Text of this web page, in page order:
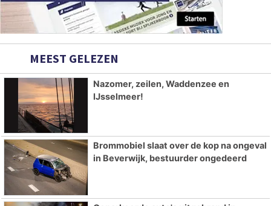
MEEST GELEZEN
Nazomer, zeilen, Waddenzee en
IJsselmeer!
Brommobiel slaat over de kop na ongeval
in Beverwijk, bestuurder ongedeerd